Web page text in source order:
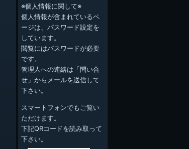
※個人情報に関して※
個人情報が含まれているペ
ージは、パスワード設定を
しています。
閲覧にはパスワードが必要
です。
管理人への連絡は「問い合
せ」からメールを送信して
下さい。
スマートフォンでもご覧い
ただけます。
下記QRコードを読み取って
下さい。